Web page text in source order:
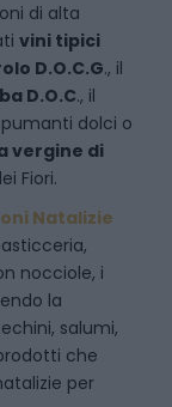
di alta
vini tipici
D.O.C.G., il
D.O.C., il
dolci o
vergine di
Fiori.
Natalizie
nocciole, i
la
salumi,
che
per